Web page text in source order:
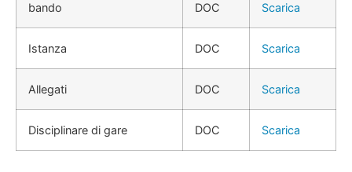
bando DOC Scarica
Istanza DOC Scarica
Allegati DOC Scarica
Disciplinare di gare DOC Scarica